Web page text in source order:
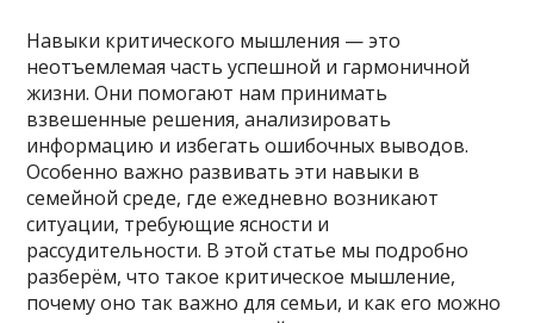
Навыки критического мышления — это
неотъемлемая часть успешной и гармоничной
жизни. Они помогают нам принимать
взвешенные решения, анализировать
информацию и избегать ошибочных выводов.
Особенно важно развивать эти навыки в
семейной среде, где ежедневно возникают
ситуации, требующие ясности и
рассудительности. В этой статье мы подробно
разберём, что такое критическое мышление,
почему оно так важно для семьи, и как его можно